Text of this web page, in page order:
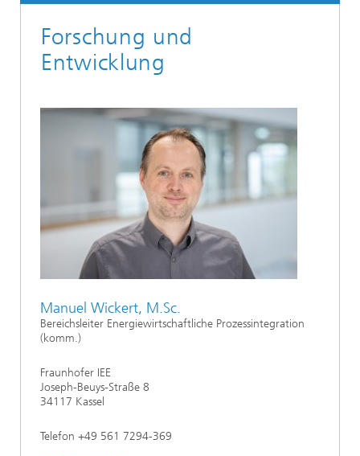
Forschung und
Entwicklung
Manuel Wickert, M.Sc.
Bereichsleiter Energiewirtschaftliche Prozessintegration
(komm.)
Fraunhofer IEE
Joseph-Beuys-Straße 8
34117 Kassel
Telefon +49 561 7294-369